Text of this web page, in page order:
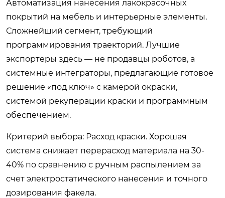
Автоматизация нанесения лакокрасочных
покрытий на мебель и интерьерные элементы.
Сложнейший сегмент, требующий
программирования траекторий. Лучшие
экспортеры здесь — не продавцы роботов, а
системные интеграторы, предлагающие готовое
решение «под ключ» с камерой окраски,
системой рекуперации краски и программным
обеспечением.
Критерий выбора: Расход краски. Хорошая
система снижает перерасход материала на 30-
40% по сравнению с ручным распылением за
счет электростатического нанесения и точного
дозирования факела.